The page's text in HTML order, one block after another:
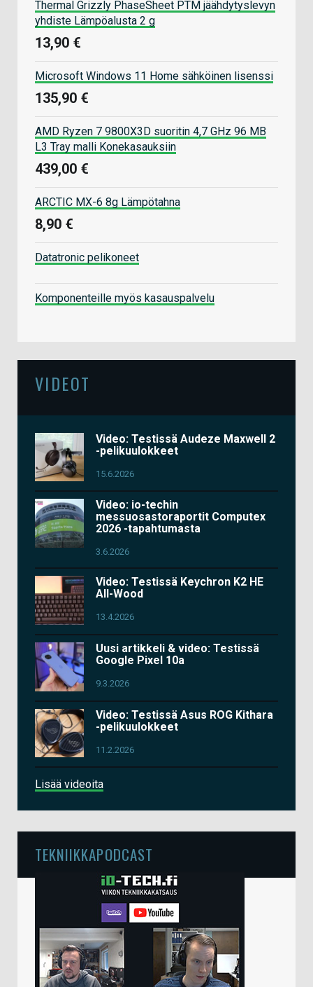
Thermal Grizzly PhaseSheet PTM jäähdytyslevyn
yhdiste Lämpöalusta 2 g
13,90 €
Microsoft Windows 11 Home sähköinen lisenssi
135,90 €
AMD Ryzen 7 9800X3D suoritin 4,7 GHz 96 MB
L3 Tray malli Konekasauksiin
439,00 €
ARCTIC MX-6 8g Lämpötahna
8,90 €
Datatronic pelikoneet
Komponenteille myös kasauspalvelu
VIDEOT
Video: Testissä Audeze Maxwell 2
-pelikuulokkeet
15.6.2026
Video: io-techin
messuosastoraportit Computex
2026 -tapahtumasta
3.6.2026
Video: Testissä Keychron K2 HE
All-Wood
13.4.2026
Uusi artikkeli & video: Testissä
Google Pixel 10a
9.3.2026
Video: Testissä Asus ROG Kithara
-pelikuulokkeet
11.2.2026
Lisää videoita
TEKNIIKKAPODCAST